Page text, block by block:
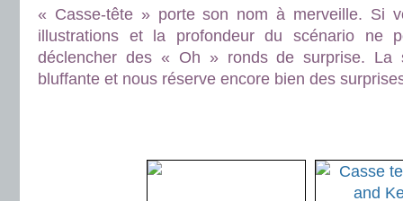
« Casse-tête » porte son nom à merveille. Si
illustrations et la profondeur du scénario ne
déclencher des « Oh » ronds de surprise. La
bluffante et nous réserve encore bien des